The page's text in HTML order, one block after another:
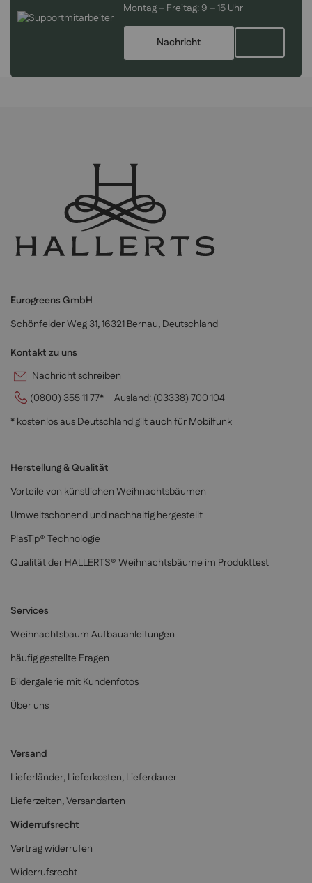
Montag – Freitag: 9 – 15 Uhr
Nachricht
Eurogreens GmbH
Schönfelder Weg 31, 16321 Bernau, Deutschland
Kontakt zu uns
Nachricht schreiben
(0800) 355 11 77*
Ausland: (03338) 700 104
* kostenlos aus Deutschland gilt auch für Mobilfunk
Herstellung & Qualität
Vorteile von künstlichen Weihnachtsbäumen
Umweltschonend und nachhaltig hergestellt
PlasTip® Technologie
Qualität der HALLERTS® Weihnachtsbäume im Produkttest
Services
Weihnachtsbaum Aufbauanleitungen
häufig gestellte Fragen
Bildergalerie mit Kundenfotos
Über uns
Versand
Lieferländer, Lieferkosten, Lieferdauer
Lieferzeiten, Versandarten
Widerrufsrecht
Vertrag widerrufen
Widerrufsrecht